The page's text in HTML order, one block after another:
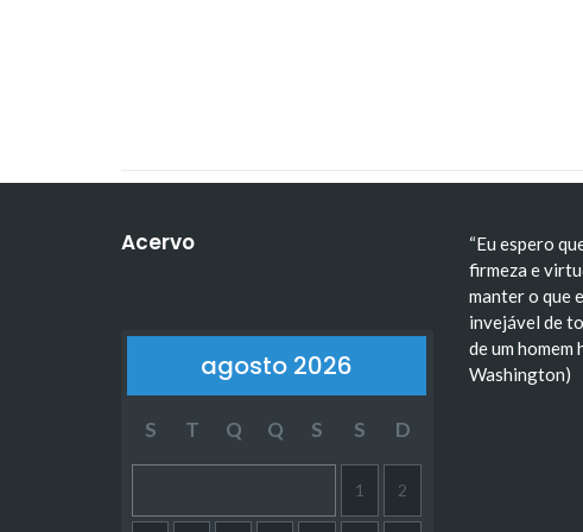
A Escala de Trabalho 6x1 no
Acervo
agosto 2026
S T Q Q S S D
1 2
“Eu espero
firmeza e
manter o que
invejável de
de um homem
Washington)